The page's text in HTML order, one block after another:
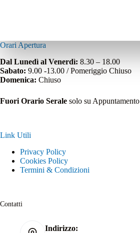
Orari Apertura
Dal Lunedì al Venerdì: 8.30 – 18.00
Sabato: 9.00 -13.00 / Pomeriggio Chiuso
Domenica: Chiuso
Fuori Orario Serale solo su Appuntamento
Link Utili
Privacy Policy
Cookies Policy
Termini & Condizioni
Contatti
Indirizzo: